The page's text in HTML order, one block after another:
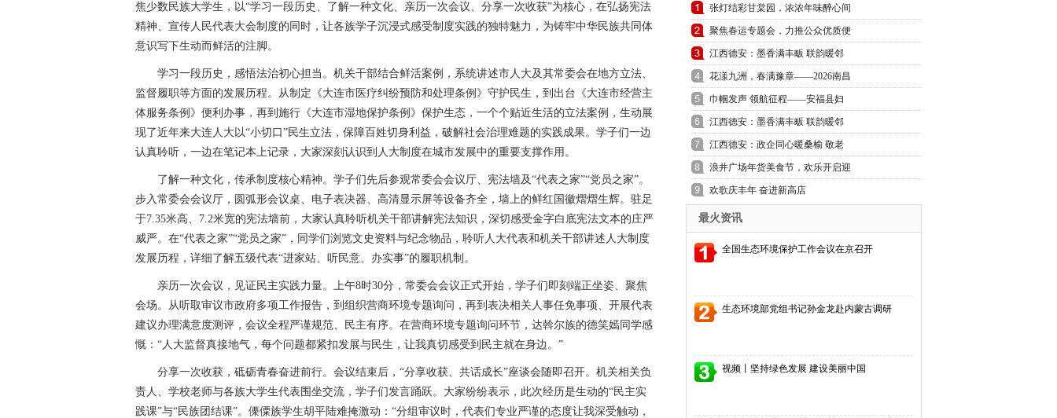
焦少数民族大学生，以“学习一段历史、了解一种文化、亲历一次会议、分享一次收获”为核心，在弘扬宪法
精神、宣传人民代表大会制度的同时，让各族学子沉浸式感受制度实践的独特魅力，为铸牢中华民族共同体
意识写下生动而鲜活的注脚。
学习一段历史，感悟法治初心担当。机关干部结合鲜活案例，系统讲述市人大及其常委会在地方立法、
监督履职等方面的发展历程。从制定《大连市医疗纠纷预防和处理条例》守护民生，到出台《大连市经营主
体服务条例》便利办事，再到施行《大连市湿地保护条例》保护生态，一个个贴近生活的立法案例，生动展
现了近年来大连人大以“小切口”民生立法，保障百姓切身利益，破解社会治理难题的实践成果。学子们一边
认真聆听，一边在笔记本上记录，大家深刻认识到人大制度在城市发展中的重要支撑作用。
了解一种文化，传承制度核心精神。学子们先后参观常委会会议厅、宪法墙及“代表之家”“党员之家”。
步入常委会会议厅，圆弧形会议桌、电子表决器、高清显示屏等设备齐全，墙上的鲜红国徽熠熠生辉。驻足
于7.35米高、7.2米宽的宪法墙前，大家认真聆听机关干部讲解宪法知识，深切感受金字白底宪法文本的庄严
威严。在“代表之家”“党员之家”，同学们浏览文史资料与纪念物品，聆听人大代表和机关干部讲述人大制度
发展历程，详细了解五级代表“进家站、听民意、办实事”的履职机制。
亲历一次会议，见证民主实践力量。上午8时30分，常委会会议正式开始，学子们即刻端正坐姿、聚焦
会场。从听取审议市政府多项工作报告，到组织营商环境专题询问，再到表决相关人事任免事项、开展代表
建议办理满意度测评，会议全程严谨规范、民主有序。在营商环境专题询问环节，达斡尔族的德笑嫣同学感
慨：“人大监督真接地气，每个问题都紧扣发展与民生，让我真切感受到民主就在身边。”
分享一次收获，砥砺青春奋进前行。会议结束后，“分享收获、共话成长”座谈会随即召开。机关相关负
责人、学校老师与各族大学生代表围坐交流，学子们发言踊跃。大家纷纷表示，此次经历是生动的“民主实
践课”与“民族团结课”。傈僳族学生胡平陆难掩激动：“分组审议时，代表们专业严谨的态度让我深受触动，